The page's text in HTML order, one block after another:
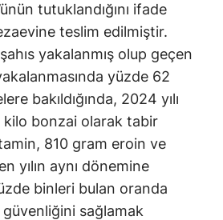
tutuklandığını ifade
teslim edilmiştir.
yakalanmış olup geçen
yüzde 62
bakıldığında, 2024 yılı
kilo bonzai olarak tabir
810 gram eroin ve
yılın aynı dönemine
binleri bulan oranda
güvenliğini sağlamak